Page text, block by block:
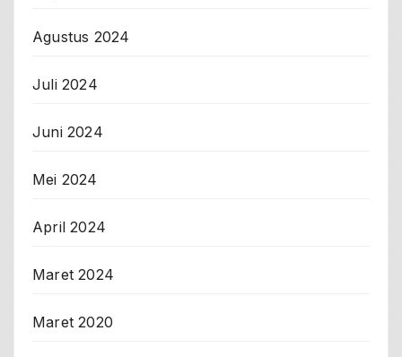
Agustus 2024
Juli 2024
Juni 2024
Mei 2024
April 2024
Maret 2024
Maret 2020